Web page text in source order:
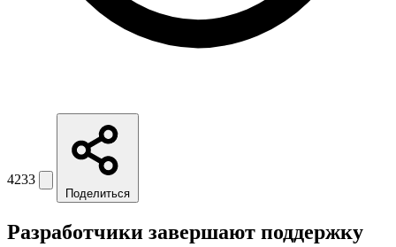
4233
Поделиться
Разработчики завершают поддержку